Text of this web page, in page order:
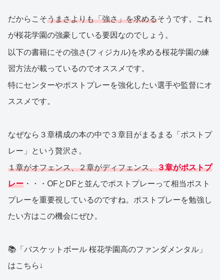
だからこそうまさよりも「強さ」を求めるそうです。これ
が桜花学園の強豪している要因なのでしょう。
以下の書籍にその強さ(フィジカル)を求める桜花学園の練
習方法が載っているのでオススメです。
特にセンターやポストプレーを強化したい選手や監督にオ
ススメです。
なぜなら３章構成の本の中で３章目がまるまる「ポストプ
レー」という贅沢さ。
１章がオフェンス、２章がディフェンス、３章がポストプ
レー ・・・OFとDFと並んでポストプレーって相当ポスト
プレーを重要視しているのですね。ポストプレーを勉強し
たい方はこの機会にぜひ。
📚「バスケットボール 桜花学園高のファンダメンタル」
はこちら↓